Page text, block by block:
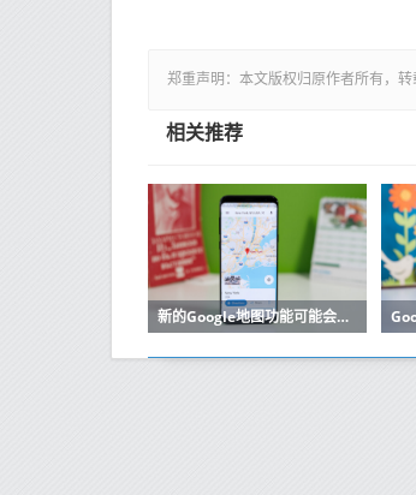
郑重声明：本文版权归原作者所有，
相关推荐
新的Google地图功能可能会给Google带来比用户更多的收益